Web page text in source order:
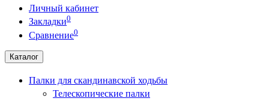
Личный кабинет
Закладки0
Сравнение0
Каталог
Палки для скандинавской ходьбы
Телескопические палки